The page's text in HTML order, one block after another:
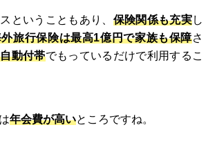
ということもあり、 保険関係も充実し
旅行保険は最高1億円で家族も保障さ
自動付帯でもっているだけで利用するこ
年会費が高いところですね。